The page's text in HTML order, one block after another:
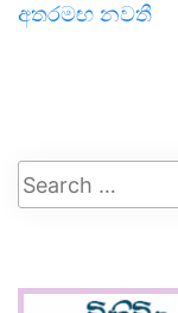
අතරමඟ නවතී